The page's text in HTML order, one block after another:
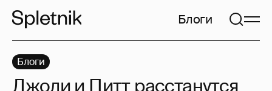
Блоги
Блоги
Джоли и Питт расстанутся